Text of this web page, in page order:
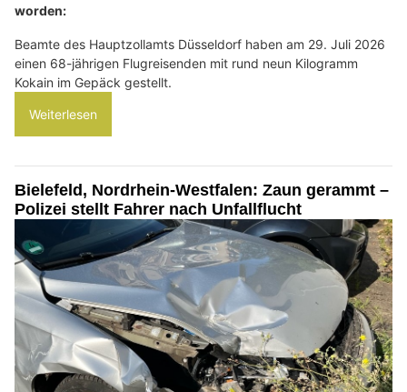
worden:
Beamte des Hauptzollamts Düsseldorf haben am 29. Juli 2026
einen 68-jährigen Flugreisenden mit rund neun Kilogramm
Kokain im Gepäck gestellt.
Weiterlesen
Bielefeld, Nordrhein-Westfalen: Zaun gerammt –
Polizei stellt Fahrer nach Unfallflucht